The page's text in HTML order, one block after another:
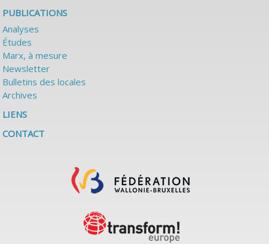
PUBLICATIONS
Analyses
Études
Marx, à mesure
Newsletter
Bulletins des locales
Archives
LIENS
CONTACT